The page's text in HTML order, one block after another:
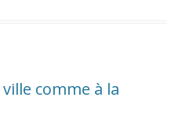
comme à la